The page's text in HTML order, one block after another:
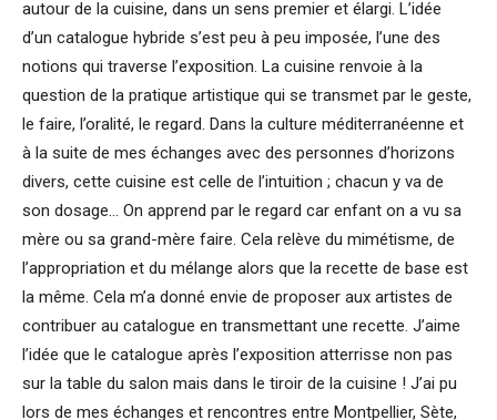
autour de la cuisine, dans un sens premier et élargi. L’idée
d’un catalogue hybride s’est peu à peu imposée, l’une des
notions qui traverse l’exposition. La cuisine renvoie à la
question de la pratique artistique qui se transmet par le geste,
le faire, l’oralité, le regard. Dans la culture méditerranéenne et
à la suite de mes échanges avec des personnes d’horizons
divers, cette cuisine est celle de l’intuition ; chacun y va de
son dosage… On apprend par le regard car enfant on a vu sa
mère ou sa grand-mère faire. Cela relève du mimétisme, de
l’appropriation et du mélange alors que la recette de base est
la même. Cela m’a donné envie de proposer aux artistes de
contribuer au catalogue en transmettant une recette. J’aime
l’idée que le catalogue après l’exposition atterrisse non pas
sur la table du salon mais dans le tiroir de la cuisine ! J’ai pu
lors de mes échanges et rencontres entre Montpellier, Sète,